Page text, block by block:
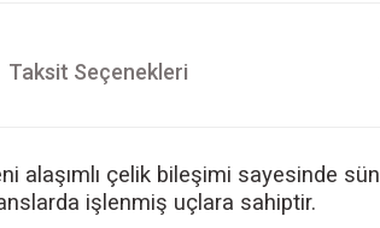
Taksit Seçenekleri
alaşımlı çelik bileşimi sayesinde
işlenmiş uçlara sahiptir.